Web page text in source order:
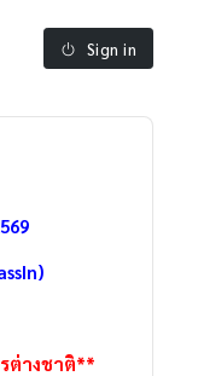
Sign in
ต่างชาติ**